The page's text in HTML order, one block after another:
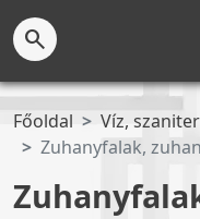
search
Főoldal Víz,
Zuhanyfalak,